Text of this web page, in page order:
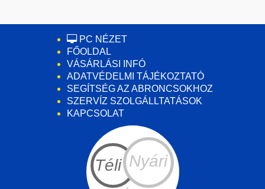
PC NÉZET
FŐOLDAL
VÁSÁRLÁSI INFÓ
ADATVÉDELMI TÁJÉKOZTATÓ
SEGÍTSÉG AZ ABRONCSOKHOZ
SZERVÍZ SZOLGÁLLTATÁSOK
KAPCSOLAT
Téli Nyári